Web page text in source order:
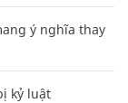
ý nghĩa thay
kỷ luật